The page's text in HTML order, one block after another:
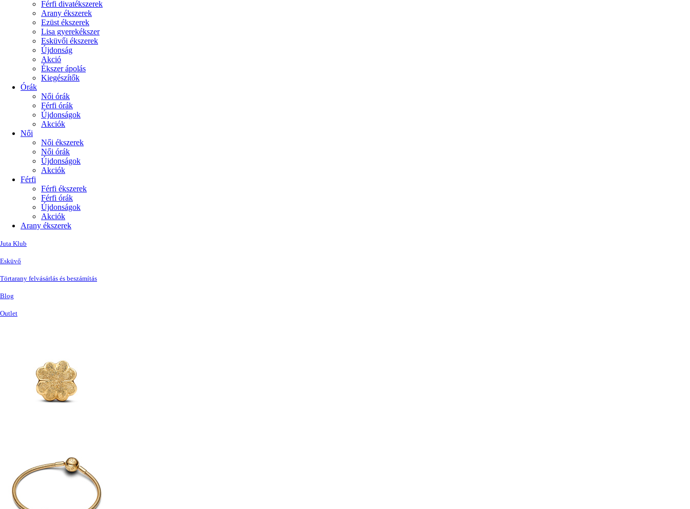
Férfi divatékszerek
Arany ékszerek
Ezüst ékszerek
Lisa gyerekékszer
Esküvői ékszerek
Újdonság
Akció
Ékszer ápolás
Kiegészítők
Órák
Női órák
Férfi órák
Újdonságok
Akciók
Női
Női ékszerek
Női órák
Újdonságok
Akciók
Férfi
Férfi ékszerek
Férfi órák
Újdonságok
Akciók
Arany ékszerek
Juta Klub
Esküvő
Törtarany felvásárlás és beszámítás
Blog
Outlet